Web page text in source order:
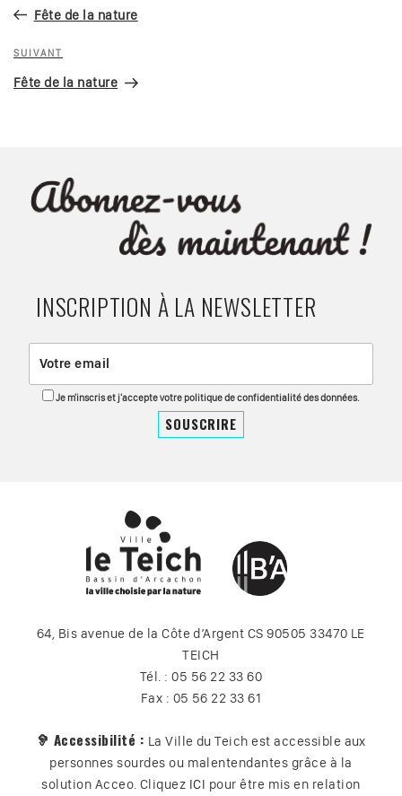
l’article
précédent
Fête de la nature
Article
suivant
SUIVANT
Fête de la nature
INSCRIPTION À LA NEWSLETTER
Je m'inscris et j'accepte votre politique de confidentialité des données.
64, Bis avenue de la Côte d’Argent CS 90505 33470 LE
TEICH
Tél. : 05 56 22 33 60
Fax : 05 56 22 33 61
🦻 Accessibilité : La Ville du Teich est accessible aux
personnes sourdes ou malentendantes grâce à la
solution Acceo. Cliquez ICI pour être mis en relation